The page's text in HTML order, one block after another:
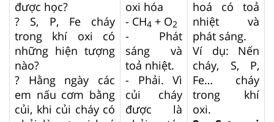
được học?
? S, P, Fe cháy
trong khí oxi có
những hiện tượng
nào?
? Hằng ngày các
em nấu cơm bằng
củi, khi củi cháy có
oxi hóa
- CH4 + O2
- Phát
sáng và
toả nhiệt.
- Phải. Vì
củi cháy
được là
hoá có toả
nhiệt và
phát sáng.
Ví dụ: Nến
cháy, S, P,
Fe… cháy
trong khí
oxi.